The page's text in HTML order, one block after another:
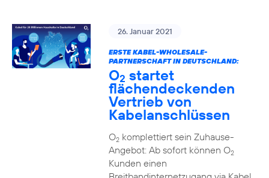
26. Januar 2021
ERSTE KABEL-WHOLESALE-
PARTNERSCHAFT IN DEUTSCHLAND:
O2 startet
flächendeckenden
Vertrieb von
Kabelanschlüssen
O2komplettiert sein Zuhause-
Angebot: Ab sofort können O2
Kunden einen